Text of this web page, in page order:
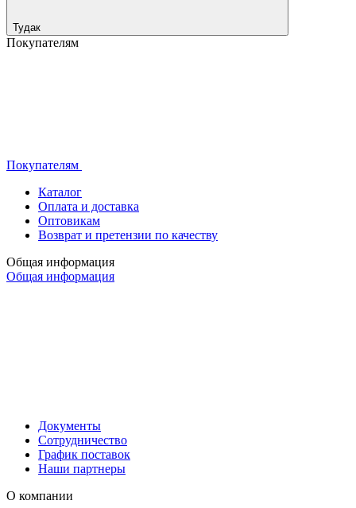
Тудак
Покупателям
Покупателям
Каталог
Оплата и доставка
Оптовикам
Возврат и претензии по качеству
Общая информация
Общая информация
Документы
Сотрудничество
График поставок
Наши партнеры
О компании